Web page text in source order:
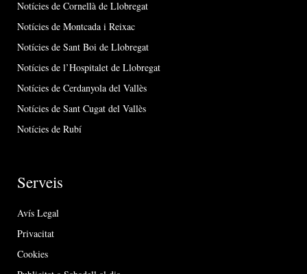
Notícies de Cornellà de Llobregat
Notícies de Montcada i Reixac
Notícies de Sant Boi de Llobregat
Notícies de l’Hospitalet de Llobregat
Notícies de Cerdanyola del Vallès
Notícies de Sant Cugat del Vallès
Notícies de Rubí
Serveis
Avís Legal
Privacitat
Cookies